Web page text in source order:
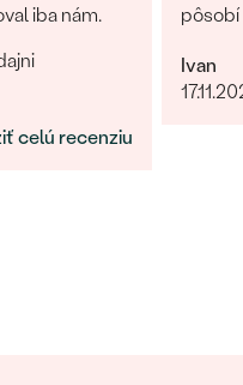
iba nám.
celú recenziu
pôsobí
Ivan